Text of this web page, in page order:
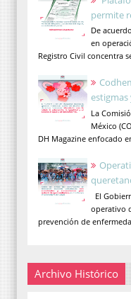
permite
De
en
Registro Civil concentra
La
México
DH Magazine enfocado
El
operativo
prevención de
Archivo Histórico